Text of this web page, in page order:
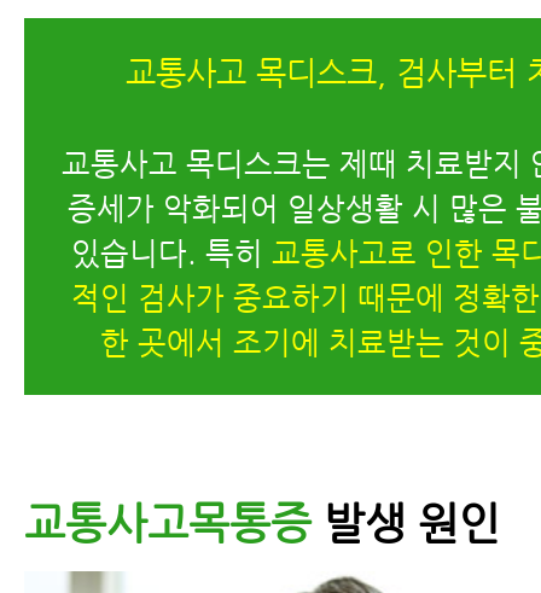
교통사고 목디스크, 검사부터
교통사고 목디스크는 제때 치료받지
증세가 악화되어 일상생활 시 많은
있습니다. 특히 교통사고로 인한 목
적인 검사가 중요하기 때문에 정확
한 곳에서 조기에 치료받는 것이
교통사고목통증발생 원인